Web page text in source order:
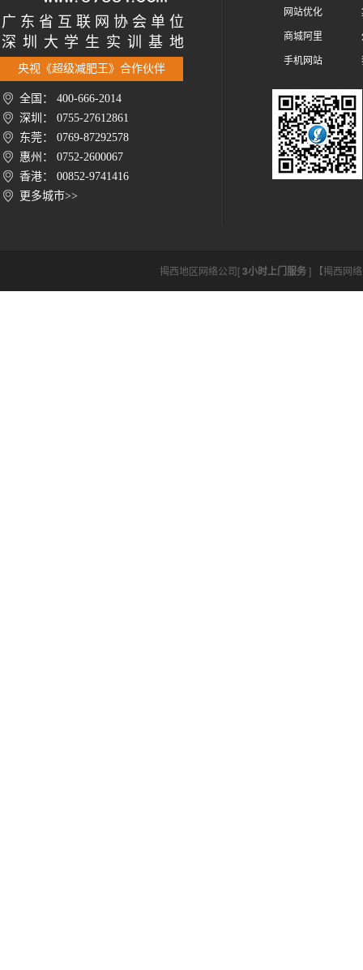
广 东 省 互 联 网 协 会 单 位
深 圳 大 学 生 实 训 基 地
央视《超级减肥王》合作伙伴
全国： 400-666-2014
深圳： 0755-27612861
东莞： 0769-87292578
惠州： 0752-2600067
香港： 00852-9741416
更多城市>>
网站优化
商城阿里
手机网站
揭西地区网络公司[3小时上门服务] 【揭西网